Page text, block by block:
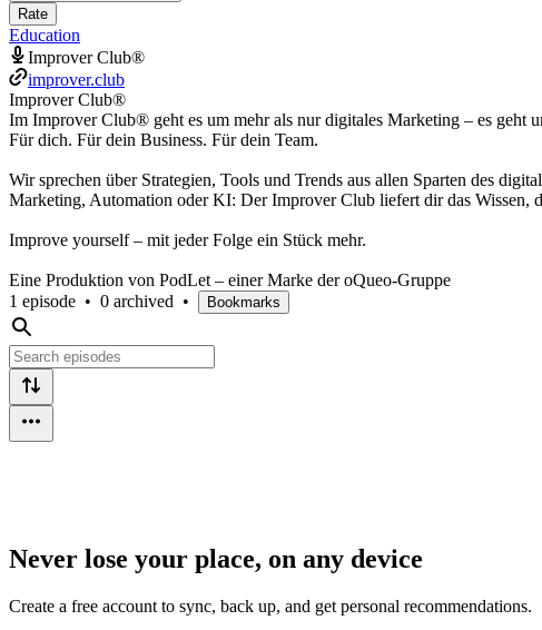
Rate
Education
Improver Club®
improver.club
Improver Club®
Im Improver Club® geht es um mehr als nur digitales Marketing – es geht
Für dich. Für dein Business. Für dein Team.
Wir sprechen über Strategien, Tools und Trends aus allen Sparten des
Marketing, Automation oder KI: Der Improver Club liefert dir das Wissen,
Improve yourself – mit jeder Folge ein Stück mehr.
Eine Produktion von PodLet – einer Marke der oQueo-Gruppe
1 episode • 0 archived • Bookmarks
Never lose your place, on any device
Create a free account to sync, back up, and get personal recommendations.